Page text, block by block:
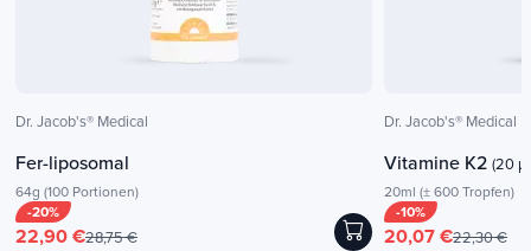
Dr. Jacob's® Medical
Fer-liposomal
64g (100 Portionen)
-20%
22,90 €28,75 €
Dr. Jacob's® Medical
Vitamine K2(20
20ml (± 600 Tropfen)
-10%
20,07 €22,30 €